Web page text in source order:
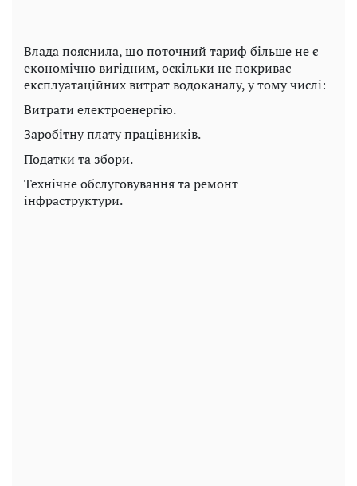
Влада пояснила, що поточний тариф більше не є
економічно вигідним, оскільки не покриває
експлуатаційних витрат водоканалу, у тому числі:
Витрати електроенергію.
Заробітну плату працівників.
Податки та збори.
Технічне обслуговування та ремонт
інфраструктури.